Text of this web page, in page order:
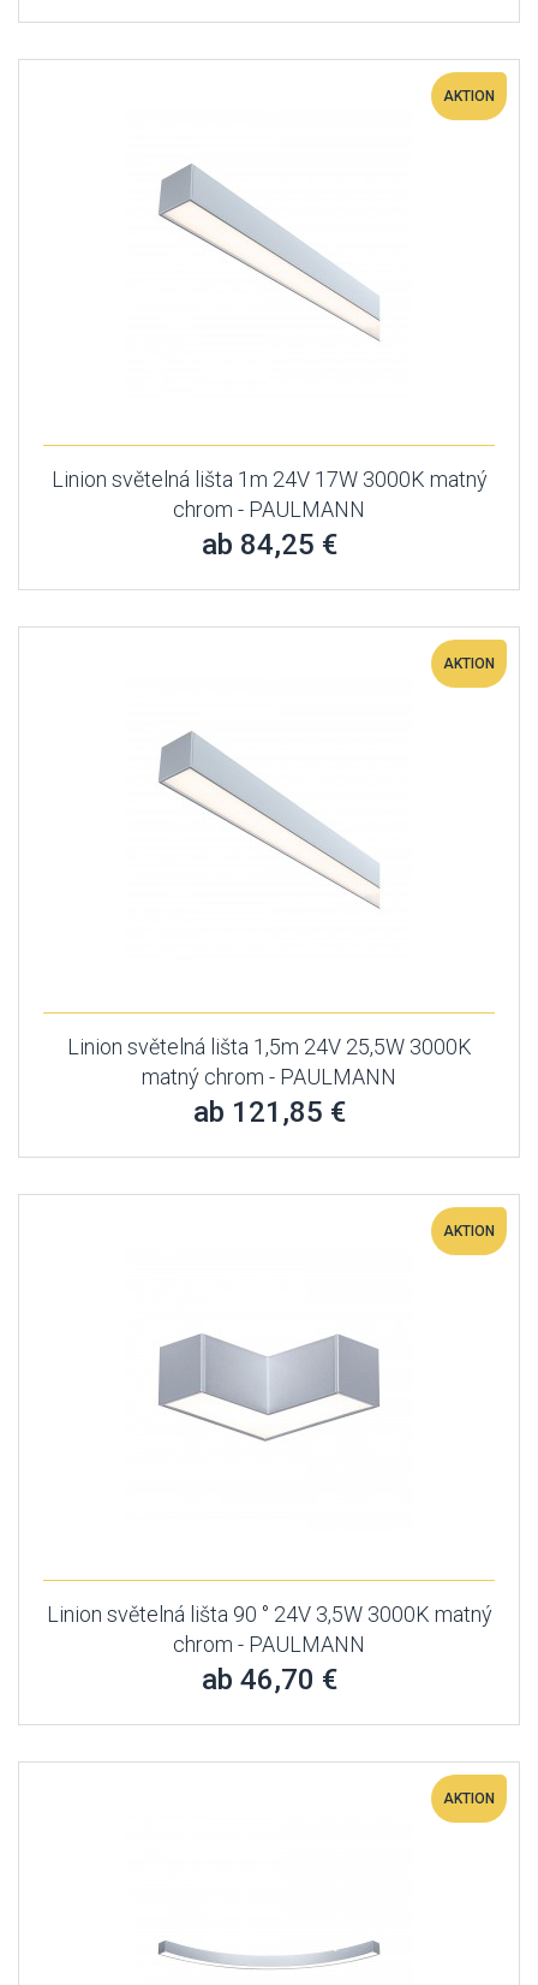
AKTION
Linion světelná lišta 1m 24V 17W 3000K matný
chrom - PAULMANN
ab 84,25 €
AKTION
Linion světelná lišta 1,5m 24V 25,5W 3000K
matný chrom - PAULMANN
ab 121,85 €
AKTION
Linion světelná lišta 90 ° 24V 3,5W 3000K matný
chrom - PAULMANN
ab 46,70 €
AKTION